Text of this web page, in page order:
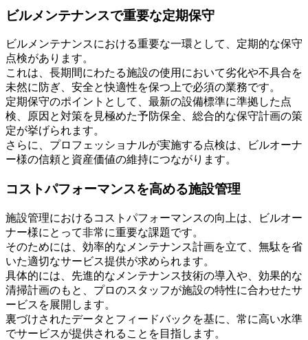
ビルメンテナンスで重要な定期保守
ビルメンテナンスにおける重要な一環として、定期的な保守
点検があります。
これは、長期間にわたる施設の使用において劣化や不具合を
未然に防ぎ、安全と快適性を保つ上で必須の業務です。
定期保守のポイントとして、最新の設備標準に準拠した点
検、原因と対策を見極めた予防保全、総合的な保守計画の策
定が挙げられます。
さらに、プロフェッショナルが実施する点検は、ビルオーナ
ー様の信頼と資産価値の維持につながります。
コストパフォーマンスを高める施設管理
施設管理におけるコストパフォーマンスの向上は、ビルオー
ナー様にとって非常に重要な課題です。
そのためには、効率的なメンテナンス計画を立て、無駄を省
いた適切なサービス提供が求められます。
具体的には、先進的なメンテナンス技術の導入や、効果的な
清掃計画のもと、プロのスタッフが施設の特性に合わせたサ
ービスを展開します。
裏づけされたデータとフィードバックを基に、常に高い水準
でサービスが提供されることを目指します。